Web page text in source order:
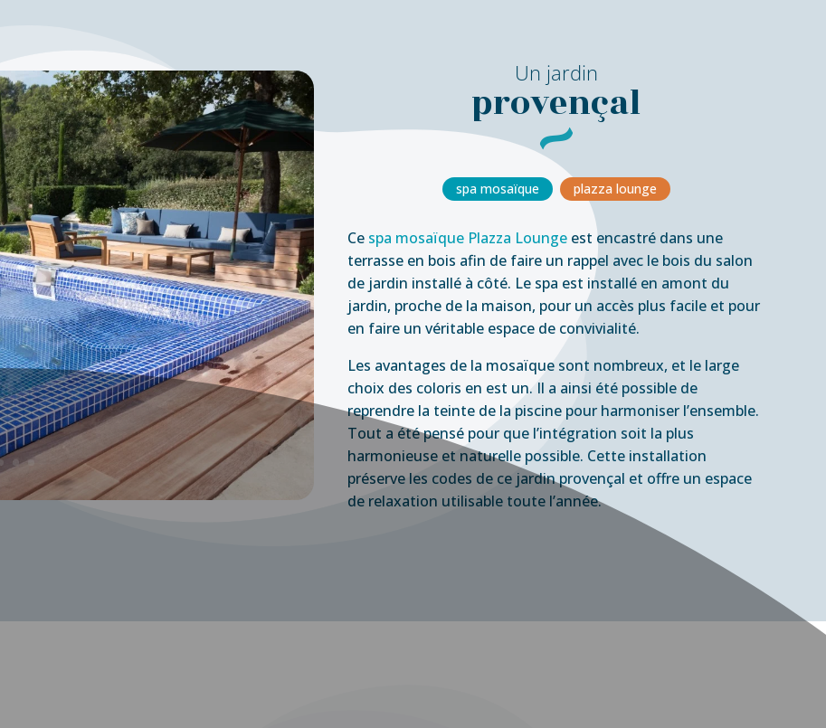
Un jardin
provençal
spa mosaïque plazza lounge
Ce spa mosaïque Plazza Loungeest encastré dans une
terrasse en bois afin de faire un rappel avec le bois du salon
de jardin installé à côté. Le spa est installé en amont du
jardin, proche de la maison, pour un accès plus facile et pour
en faire un véritable espace de convivialité.
Les avantages de la mosaïque sont nombreux, et le large
choix des coloris en est un. Il a ainsi été possible de
reprendre la teinte de la piscine pour harmoniser l’ensemble.
Tout a été pensé pour que l’intégration soit la plus
harmonieuse et naturelle possible. Cette installation
préserve les codes de ce jardin provençal et offre un espace
de relaxation utilisable toute l’année.